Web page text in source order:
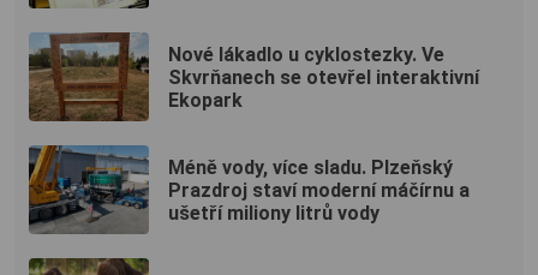
Nové lákadlo u cyklostezky. Ve
Skvrňanech se otevřel interaktivní
Ekopark
Méně vody, více sladu. Plzeňský
Prazdroj staví moderní máčírnu a
ušetří miliony litrů vody